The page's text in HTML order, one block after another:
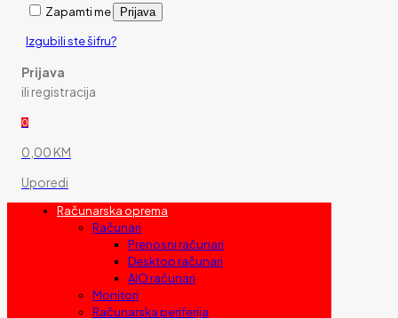
Zapamti me Prijava
Izgubili ste šifru?
Prijava
ili registracija
0
0,00 KM
Uporedi
Računarska oprema
Računari
Prenosni računari
Desktop računari
AIO računari
Monitori
Računarska periferija